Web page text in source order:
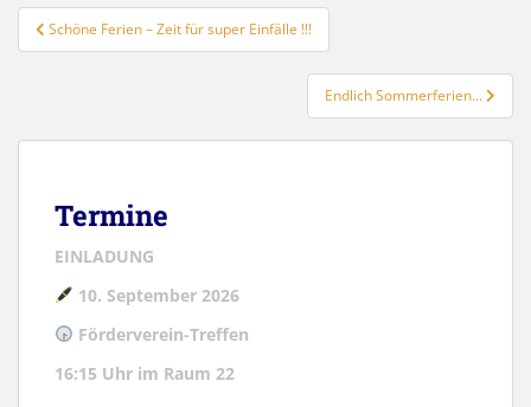
Beitragsnavigation
Schöne Ferien – Zeit für super Einfälle !!!
Endlich Sommerferien…
Termine
EINLADUNG
10. September 2026
Förderverein-Treffen
16:15 Uhr im Raum 22